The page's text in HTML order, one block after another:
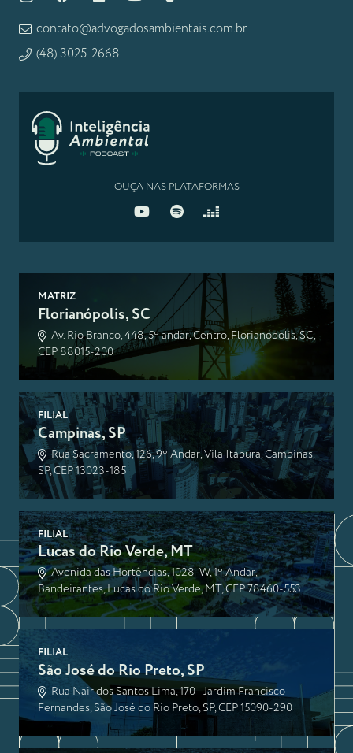
contato@advogadosambientais.com.br
(48) 3025-2668
OUÇA NAS PLATAFORMAS
MATRIZ
Florianópolis, SC
Av. Rio Branco, 448, 5º andar, Centro, Florianópolis, SC,
CEP 88015-200
FILIAL
Campinas, SP
Rua Sacramento, 126, 9º Andar, Vila Itapura, Campinas,
SP, CEP 13023-185
FILIAL
Lucas do Rio Verde, MT
Avenida das Hortências, 1028-W, 1º Andar,
Bandeirantes, Lucas do Rio Verde, MT, CEP 78460-553
FILIAL
São José do Rio Preto, SP
Rua Nair dos Santos Lima, 170 - Jardim Francisco
Fernandes, São José do Rio Preto, SP, CEP 15090-290